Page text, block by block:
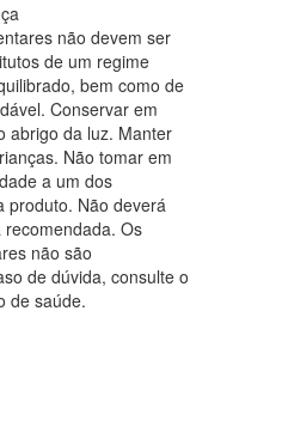
não devem ser
de um regime
bem como de
Conservar em
abrigo da luz. Manter
Não tomar em
a um dos
produto. Não deverá
Os
não são
de dúvida, consulte o
de saúde.